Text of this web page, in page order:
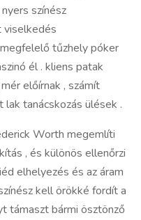
színész
viselkedés
tűzhely póker
él . kliens patak
előírnak , számít
tanácskozás ülések .
Worth megemlíti
, és különös ellenőrzi
elhelyezés és az áram
kell örökké fordít a
támaszt bármi ösztönző